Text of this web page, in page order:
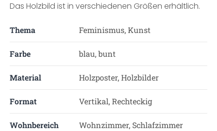
Das Holzbild ist in verschiedenen Größen erhältlich.
Thema Feminismus, Kunst
Farbe blau, bunt
Material Holzposter, Holzbilder
Format Vertikal, Rechteckig
Wohnbereich Wohnzimmer, Schlafzimmer